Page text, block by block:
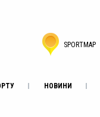
SPORTMAP
НОВИНИ